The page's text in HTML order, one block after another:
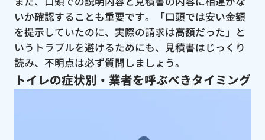
いか確認することも重要です。「口頭では安い金額
を提示していたのに、実際の請求は高額だった」と
いうトラブルを避けるためにも、見積書はじっくり
読み、不明点は必ず質問しましょう。
トイレの症状別・業者を呼ぶべきタイミング